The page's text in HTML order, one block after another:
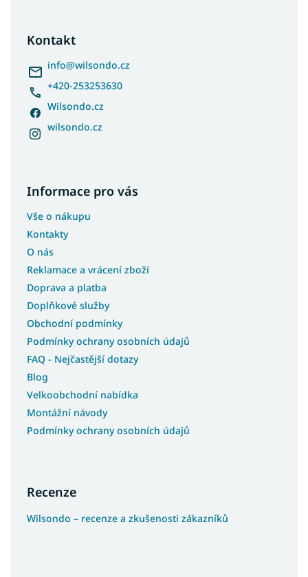
Kontakt
info@wilsondo.cz
+420-253253630
Wilsondo.cz
wilsondo.cz
Informace pro vás
Vše o nákupu
Kontakty
O nás
Reklamace a vrácení zboží
Doprava a platba
Doplňkové služby
Obchodní podmínky
Podmínky ochrany osobních údajů
FAQ - Nejčastější dotazy
Blog
Velkoobchodní nabídka
Montážní návody
Podmínky ochrany osobních údajů
Recenze
Wilsondo – recenze a zkušenosti zákazníků